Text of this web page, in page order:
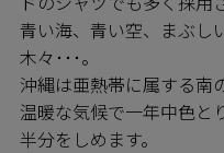
青い海、青い空、まぶし
木々･･･。
沖縄は亜熱帯に属する南
温暖な気候で一年中色と
半分をしめます。